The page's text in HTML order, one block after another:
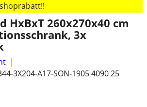
HxBxT 260x270x40 cm
3x
3X204-A17-SON-1905 4090 25